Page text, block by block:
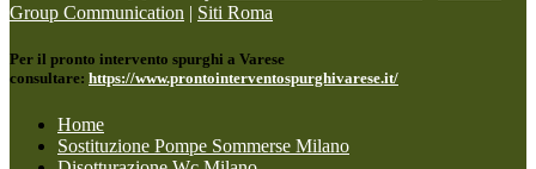
Group Communication | Siti Roma
Per il pronto intervento spurghi a Varese
consultare: https://www.prontointerventospurghivarese.it/
Home
Sostituzione Pompe Sommerse Milano